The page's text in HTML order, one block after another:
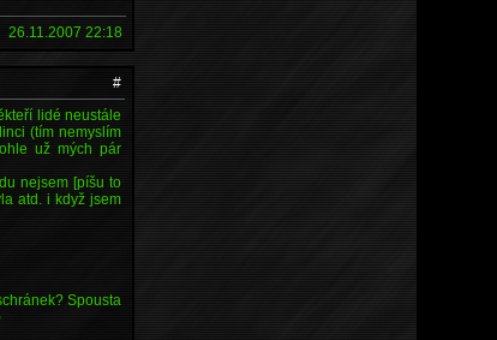
26.11.2007 22:18
#
lidé neustále
(tím nemyslím
už mých pár
nejsem [píšu to
atd. i když jsem
Spousta